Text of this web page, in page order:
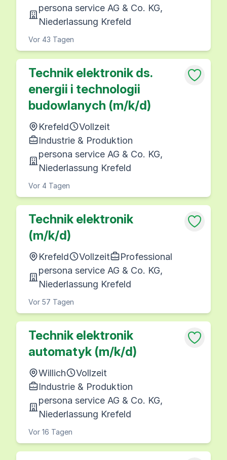
persona service AG & Co. KG,
Niederlassung Krefeld
Vor 43 Tagen
Technik elektronik ds.
energii i technologii
budowlanych (m/k/d)
Krefeld
Vollzeit
Industrie & Produktion
persona service AG & Co. KG,
Niederlassung Krefeld
Vor 4 Tagen
Technik elektronik
(m/k/d)
Krefeld Vollzeit
Professional
persona service AG & Co. KG,
Niederlassung Krefeld
Vor 57 Tagen
Technik elektronik
automatyk (m/k/d)
Willich
Vollzeit
Industrie & Produktion
persona service AG & Co. KG,
Niederlassung Krefeld
Vor 16 Tagen